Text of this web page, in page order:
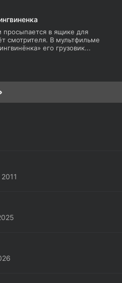
просыпается в ящике для
смотрителя. В мультфильме
его грузовик...
2011